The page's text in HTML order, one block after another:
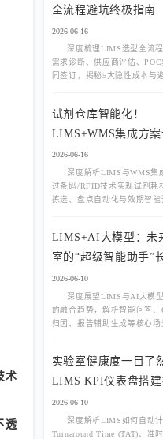
术
透
全流程避坑终极指南
2026-06-16
深度梳理LIMS选型全流
需求诊断、供应商评估、POC
同签订，揭秘5大隐性成本与
试剂仓库智能化！
LIMS+WMS集成方案
告别库存糊涂账
2026-06-16
深度解析LIMS与WMS集
过条码/RFID技术实现试剂耗
拣选、盘点自动化与效期智能
LIMS+AI大模型：未
室的“超级智能助手”
样？
2026-06-10
深度展望LIMS与AI大模
的融合趋势，解析智能问答、
归因、报告辅助生成等核心场
实验室健康度一目了
LIMS KPI仪表盘搭建
2026-06-10
深度解析LIMS如何自动
Turnaround Time (TAT)、准